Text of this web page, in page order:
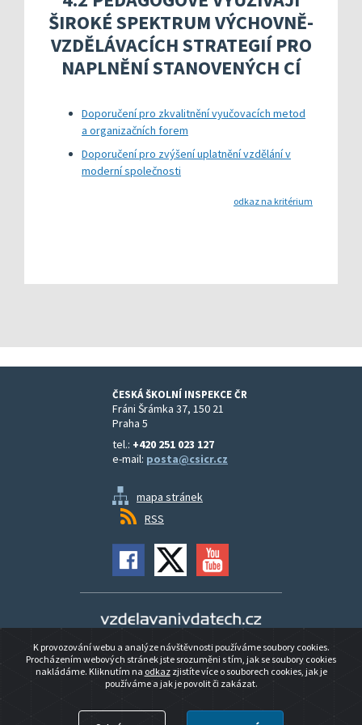
Další náměty pro realizaci vlastního hodnocení
Přehled nástrojů podle kritérií
Aktivní škola – podpora
Vybrané nástroje pro realizaci externího
KOMPAS s mentorskou podporou: Cílená
Specifická
Metodická
Publikace s
Příklady
ŠIROKÉ SPEKTRUM VÝCHOVNĚ-
VZDĚLÁVACÍCH STRATEGIÍ PRO
NAPLNĚNÍ STANOVENÝCH CÍ
Doporučení pro zkvalitnění vyučovacích metod
a organizačních forem
Doporučení pro zvýšení uplatnění vzdělání v
moderní společnosti
odkaz na kritérium
ČESKÁ ŠKOLNÍ INSPEKCE ČR
Fráni Šrámka 37, 150 21
Praha 5
tel.: +420 251 023 127
e-mail: posta@csicr.cz
mapa stránek
RSS
Vzdělávání v datech
Prohlášení o přístupnosti
© 2026 ČESKÁ ŠKOLNÍ INSPEKCE ČR
K provozování webu a analýze návštěvnosti používáme soubory cookies.
Procházením webových stránek jste srozuměni s tím, jak se soubory cookies
nakládáme. Kliknutím na odkazzjistíte více o souborech cookies, jak je
používáme a jak je povolit či zakázat.